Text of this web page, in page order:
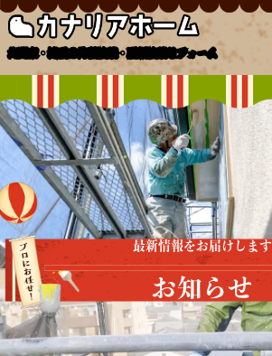
北関東・埼玉の外壁塗装・屋根塗装リフォーム
最新情報をお届けします
お知らせ